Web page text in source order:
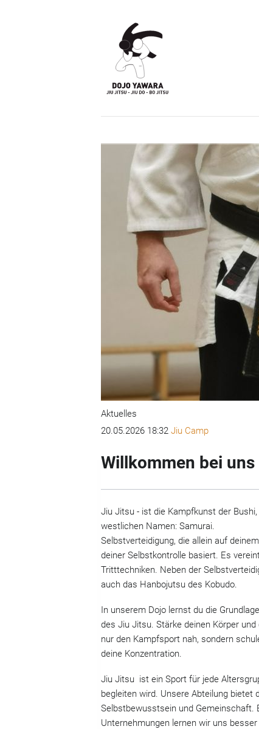
ACHTUNG
Aktuelles
20.05.2026 18:32 Jiu Camp
Willkommen bei uns
Jiu Jitsu - ist die Kampfkunst der
westlichen Namen: Samurai.
Selbstverteidigung, die allein auf
deiner Selbstkontrolle basiert. Es
Tritttechniken. Neben der
auch das Hanbojutsu des Kobudo.
In unserem Dojo lernst du die
des Jiu Jitsu. Stärke deinen Körper
nur den Kampfsport nah, sondern
deine Konzentration.
Jiu Jitsu ist ein Sport für jede
begleiten wird. Unsere Abteilung bietet
Selbstbewusstsein und Gemeinschaft.
Unternehmungen lernen wir uns